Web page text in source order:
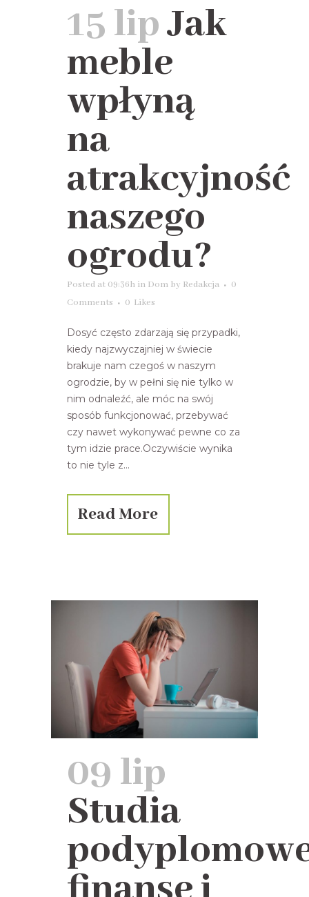
15 lipJak
meble
wpłyną
na
atrakcyjność
naszego
ogrodu?
Posted at 09:36h in Dom by Redakcja
0
Comments
0 Likes
Dosyć często zdarzają się przypadki,
kiedy najzwyczajniej w świecie
brakuje nam czegoś w naszym
ogrodzie, by w pełni się nie tylko w
nim odnaleźć, ale móc na swój
sposób funkcjonować, przebywać
czy nawet wykonywać pewne co za
tym idzie prace.Oczywiście wynika
to nie tyle z...
Read More
09 lip
Studia